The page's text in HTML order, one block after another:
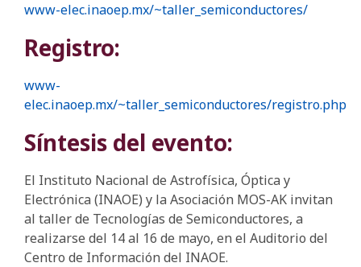
www-elec.inaoep.mx/~taller_semiconductores/
Registro:
www-
elec.inaoep.mx/~taller_semiconductores/registro.php
Síntesis del evento:
El Instituto Nacional de Astrofísica, Óptica y
Electrónica (INAOE) y la Asociación MOS-AK invitan
al taller de Tecnologías de Semiconductores, a
realizarse del 14 al 16 de mayo, en el Auditorio del
Centro de Información del INAOE.